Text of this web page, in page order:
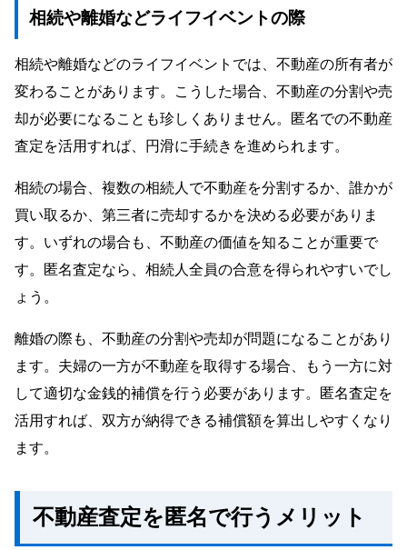
相続や離婚などライフイベントの際
相続や離婚などのライフイベントでは、不動産の所有者が
変わることがあります。こうした場合、不動産の分割や売
却が必要になることも珍しくありません。匿名での不動産
査定を活用すれば、円滑に手続きを進められます。
相続の場合、複数の相続人で不動産を分割するか、誰かが
買い取るか、第三者に売却するかを決める必要がありま
す。いずれの場合も、不動産の価値を知ることが重要で
す。匿名査定なら、相続人全員の合意を得られやすいでし
ょう。
離婚の際も、不動産の分割や売却が問題になることがあり
ます。夫婦の一方が不動産を取得する場合、もう一方に対
して適切な金銭的補償を行う必要があります。匿名査定を
活用すれば、双方が納得できる補償額を算出しやすくなり
ます。
不動産査定を匿名で行うメリット